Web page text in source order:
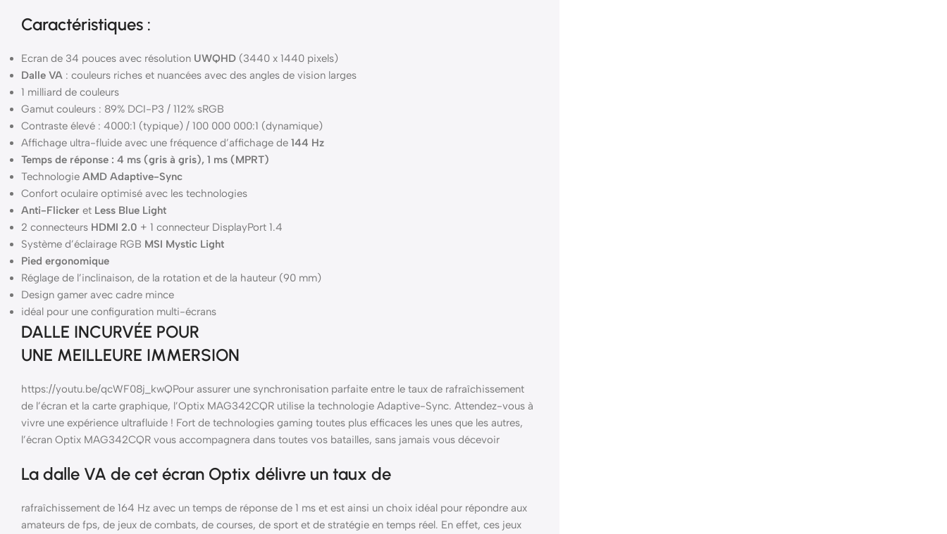
Caractéristiques :
Ecran de 34 pouces avec résolution UWQHD (3440 x 1440 pixels)
Dalle VA : couleurs riches et nuancées avec des angles de vision larges
1 milliard de couleurs
Gamut couleurs : 89% DCI-P3 / 112% sRGB
Contraste élevé : 4000:1 (typique) / 100 000 000:1 (dynamique)
Affichage ultra-fluide avec une fréquence d’affichage de 144 Hz
Temps de réponse : 4 ms (gris à gris), 1 ms (MPRT)
Technologie AMD Adaptive-Sync
Confort oculaire optimisé avec les technologies
Anti-Flicker et Less Blue Light
2 connecteurs HDMI 2.0 + 1 connecteur DisplayPort 1.4
Système d’éclairage RGB MSI Mystic Light
Pied ergonomique
Réglage de l’inclinaison, de la rotation et de la hauteur (90 mm)
Design gamer avec cadre mince
idéal pour une configuration multi-écrans
DALLE INCURVÉE POUR
UNE MEILLEURE IMMERSION
https://youtu.be/qcWF08j_kwQPour assurer une synchronisation parfaite entre le taux de rafraîchissement
de l’écran et la carte graphique, l’Optix MAG342CQR utilise la technologie Adaptive-Sync. Attendez-vous à
vivre une expérience ultrafluide ! Fort de technologies gaming toutes plus efficaces les unes que les autres,
l’écran Optix MAG342CQR vous accompagnera dans toutes vos batailles, sans jamais vous décevoir
La dalle VA de cet écran Optix délivre un taux de
rafraîchissement de 164 Hz avec un temps de réponse de 1 ms et est ainsi un choix idéal pour répondre aux
amateurs de fps, de jeux de combats, de courses, de sport et de stratégie en temps réel. En effet, ces jeux